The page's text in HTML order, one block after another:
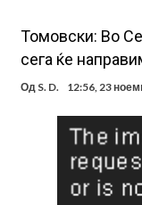
Томовски: Во
сега ќе
Од S. D. 12:56, 23